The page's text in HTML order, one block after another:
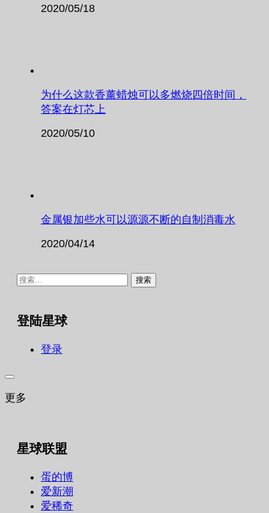
2020/05/18
为什么这款香薰蜡烛可以多燃烧四倍时间，
答案在灯芯上
2020/05/10
金属银加些水可以源源不断的自制消毒水
2020/04/14
搜
登陆星球
登录
更多
星球联盟
蛋的博
爱新潮
爱稀奇